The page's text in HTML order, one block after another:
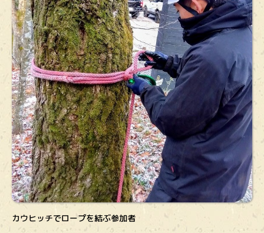
カウヒッチでロープを結ぶ参加者